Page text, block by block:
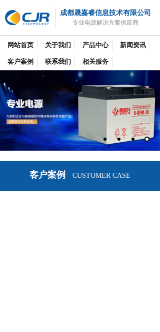
成都晟嘉睿信息技术有限公司
专业电源解决方案供应商
网站首页 关于我们 产品中心 新闻资讯
客户案例 联系我们 相关服务
客户案例 CUSTOMER CASE